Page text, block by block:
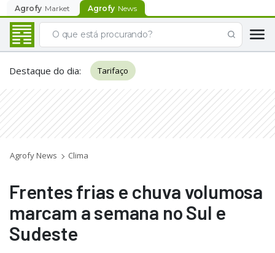
Agrofy Market Agrofy News
Destaque do dia: Tarifaço
Agrofy News Clima
Frentes frias e chuva volumosa
marcam a semana no Sul e
Sudeste